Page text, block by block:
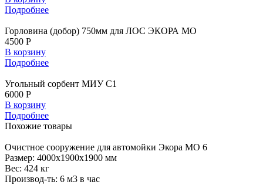
Подробнее
Горловина (добор) 750мм для ЛОС ЭКОРА МО
4500 Р
В корзину
Подробнее
Угольный сорбент МИУ С1
6000 Р
В корзину
Подробнее
Похожие товары
Очистное сооружение для автомойки Экора МО 6
Размер: 4000x1900x1900 мм
Вес: 424 кг
Производ-ть: 6 м3 в час